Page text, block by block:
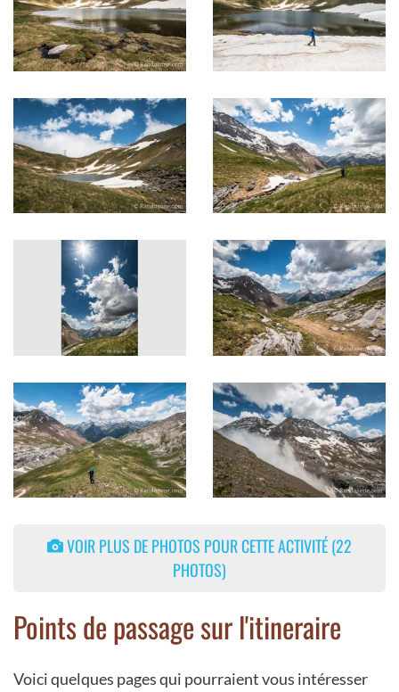
VOIR PLUS DE PHOTOS POUR CETTE ACTIVITÉ (22
PHOTOS)
Points de passage sur l'itineraire
Voici quelques pages qui pourraient vous intéresser